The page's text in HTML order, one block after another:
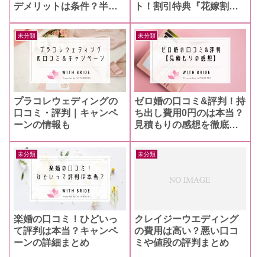
デメリットは条件？半年
ト！割引特典『花嫁割』
未分類
プラコレウェディングの
口コミ・評判｜キャンペ
ーンの情報も
未分類
ゼロ婚の口コミ&評判！持
ち出し費用0円のは本当？
見積もりの感想を徹底調
未分類
楽婚の口コミ！ひどいっ
て評判は本当？キャンペ
ーンの詳細まとめ
未分類
クレイジーウエディング
の費用は高い？悪い口コ
ミや値段の評判まとめ